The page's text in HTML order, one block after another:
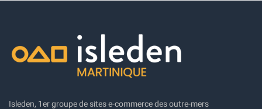
Isleden, 1er groupe de sites e-commerce des outre-mers